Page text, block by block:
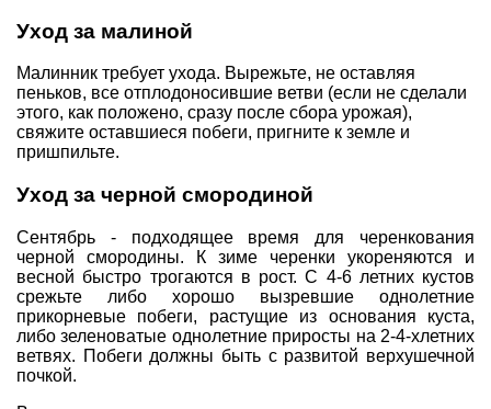
Уход за малиной
Малинник требует ухода. Вырежьте, не оставляя
пеньков, все отплодоносившие ветви (если не сделали
этого, как положено, сразу после сбора урожая),
свяжите оставшиеся побеги, пригните к земле и
пришпильте.
Уход за черной смородиной
Сентябрь - подходящее время для черенкования
черной смородины. К зиме черенки укореняются и
весной быстро трогаются в рост. С 4-6 летних кустов
срежьте либо хорошо вызревшие однолетние
прикорневые побеги, растущие из основания куста,
либо зеленоватые однолетние приросты на 2-4-хлетних
ветвях. Побеги должны быть с развитой верхушечной
почкой.